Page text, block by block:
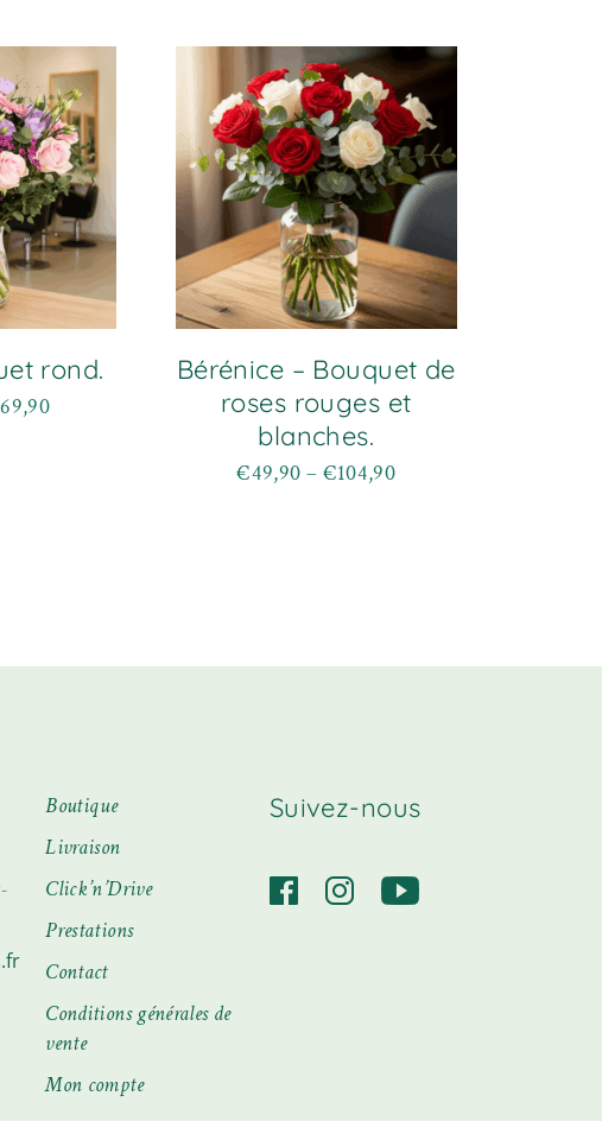
rond.
69,90
Bérénice – Bouquet de
roses rouges et
blanches.
€49,90 – €104,90
Plage
choisies
Boutique
Livraison
Click’n’Drive
Prestations
Contact
Conditions générales de
vente
Mon compte
Suivez-nous